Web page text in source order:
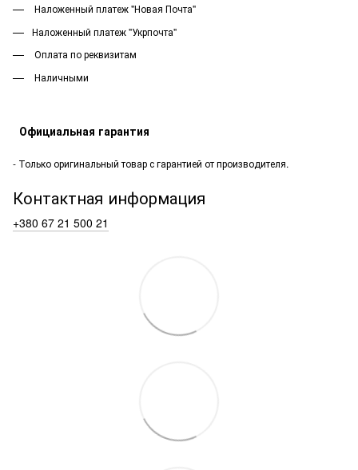
Наложенный платеж "Новая Почта"
Наложенный платеж "Укрпочта"
Оплата по реквизитам
Наличными
Официальная гарантия
- Только оригинальный товар с гарантией от производителя.
Контактная информация
+380 67 21 500 21